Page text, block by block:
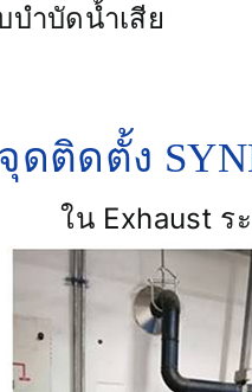
บำบัดน้ำเสีย
จุดติดตั้ง
ใน Exhaust ร